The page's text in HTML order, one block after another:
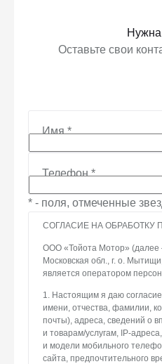
Оставьте свои
Имя*
Телефон*
* - поля, отмеченные
СОГЛАСИЕ НА ОБРАБОТКУ
ООО «Тойота Мотор» (далее
Московская обл., г. о.
является оператором
1. Настоящим я даю
имени, отчества, фамилии,
почты), адреса, сведений о
и товарам/услугам, IP-
и модели мобильного
сайта, предпочтительного